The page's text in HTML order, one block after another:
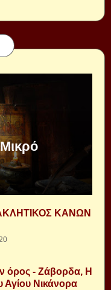
ΚΑΝΩΝ
όρος - Ζάβορδα, Η
Αγίου Νικάνορα